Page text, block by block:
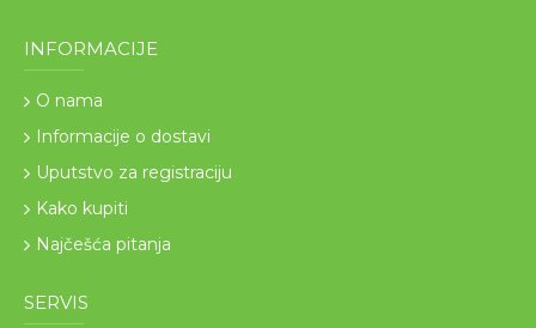
INFORMACIJE
O nama
Informacije o dostavi
Uputstvo za registraciju
Kako kupiti
Najčešća pitanja
SERVIS